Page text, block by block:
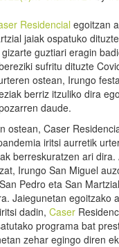
Residencial egoitzan
jaiak ospatuko
guztiari eragin
sufritu dituzte
ostean, Irungo
berriz itzuliko dira
daude.
ostean, Caser
iritsi aurretik
berreskuratzen ari dira.
Irungo San Miguel
Pedro eta San
Jaiegunetan egoitzako
dadin, Caser
programa bat
zehar egingo diren